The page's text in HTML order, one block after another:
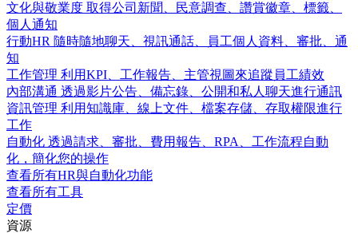
文化與敬業度 取得公司新聞、民意調查、讚賞徽章、標籤、
個人通知
行動HR 隨時隨地聊天、視訊通話、員工個人資料、審批、通
知
工作管理 利用KPI、工作報告、主管視圖來追蹤員工績效
內部溝通 透過影片公告、備忘錄、公開和私人聊天進行通訊
資訊管理 利用知識庫、線上文件、檔案存儲、存取權限進行
工作
自動化 透過請求、審批、費用報告、RPA、工作流程自動
化，簡化您的操作
查看所有HR與自動化功能
查看所有工具
定價
資源